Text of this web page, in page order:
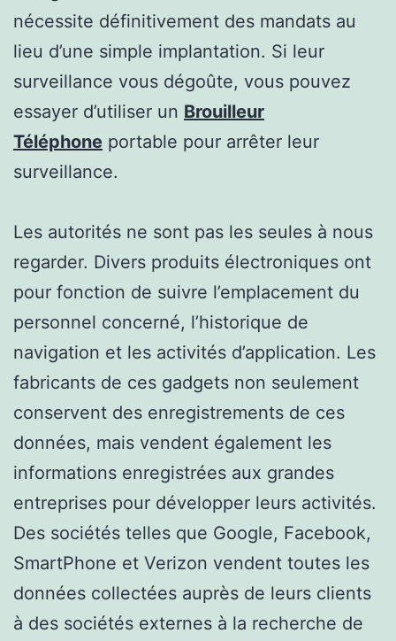
nécessite définitivement des mandats au
lieu d’une simple implantation. Si leur
surveillance vous dégoûte, vous pouvez
essayer d’utiliser un Brouilleur
Téléphone portable pour arrêter leur
surveillance.
Les autorités ne sont pas les seules à nous
regarder. Divers produits électroniques ont
pour fonction de suivre l’emplacement du
personnel concerné, l’historique de
navigation et les activités d’application. Les
fabricants de ces gadgets non seulement
conservent des enregistrements de ces
données, mais vendent également les
informations enregistrées aux grandes
entreprises pour développer leurs activités.
Des sociétés telles que Google, Facebook,
SmartPhone et Verizon vendent toutes les
données collectées auprès de leurs clients
à des sociétés externes à la recherche de